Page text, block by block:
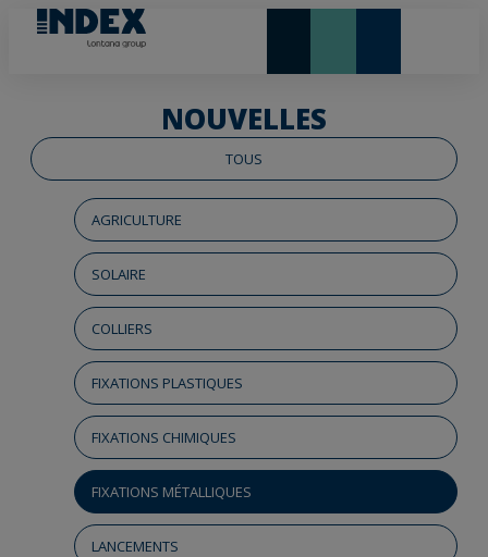
NOUVELLES
TOUS
AGRICULTURE
SOLAIRE
COLLIERS
FIXATIONS PLASTIQUES
FIXATIONS CHIMIQUES
FIXATIONS MÉTALLIQUES
LANCEMENTS